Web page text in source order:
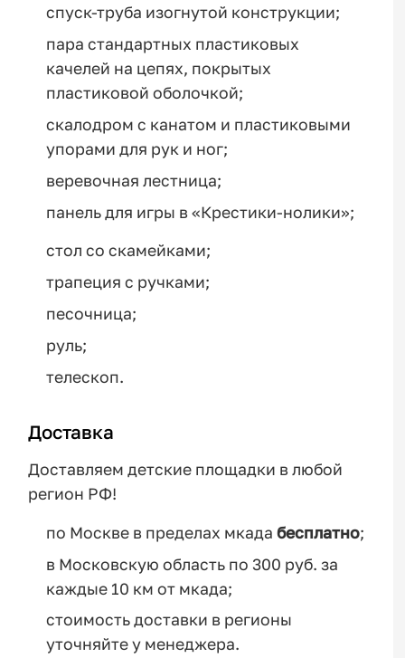
спуск-труба изогнутой конструкции;
пара стандартных пластиковых
качелей на цепях, покрытых
пластиковой оболочкой;
скалодром с канатом и пластиковыми
упорами для рук и ног;
веревочная лестница;
панель для игры в «Крестики-нолики»;
стол со скамейками;
трапеция с ручками;
песочница;
руль;
телескоп.
Доставка
Доставляем детские площадки в любой
регион РФ!
по Москве в пределах мкада бесплатно;
в Московскую область по 300 руб. за
каждые 10 км от мкада;
стоимость доставки в регионы
уточняйте у менеджера.